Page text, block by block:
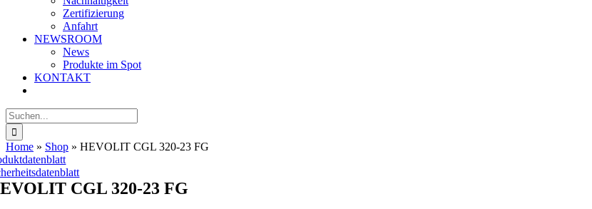
Zertifizierung
Anfahrt
NEWSROOM
News
Produkte im Spot
KONTAKT
Suche
nach:
Home » Shop » HEVOLIT CGL 320-23 FG
CGL 320-23 FG